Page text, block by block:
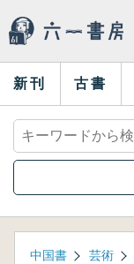
新刊 古書
中国書 芸術